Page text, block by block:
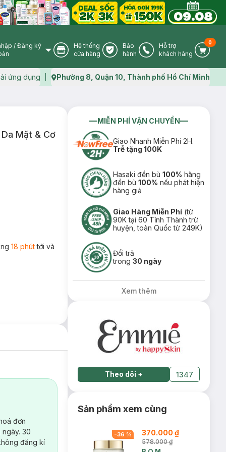
User Icon
/ Đăng ký
Store Icon
Hệ thống
cửa hàng
Warranty Icon
Bảo
hành
Phone Icon
Hỗ trợ
khách hàng
Cart
0
ứng dụng Map icon
Phường 8, Quận 10, Thành phố Hồ Chí Minh
Mặt & Cơ
18 phúttới và
đơn
30
đăng kí
MIỄN PHÍ VẬN CHUYỂN
Giao Nhanh Miễn Phí 2H.
Trễ tặng 100K
Hasaki đền bù100% hãng
đền bù100% nếu phát hiện
hàng giả
Giao Hàng Miễn Phí (từ
90K tại 60 Tỉnh Thành trừ
huyện, toàn Quốc từ 249K)
Đổi trả
trong30 ngày
Xem thêm
Theo dõi + 1347
Sản phẩm xem cùng
-36 % 370.000 ₫
578.000 ₫